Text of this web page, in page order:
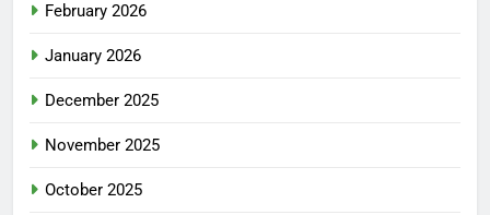
February 2026
January 2026
December 2025
November 2025
October 2025